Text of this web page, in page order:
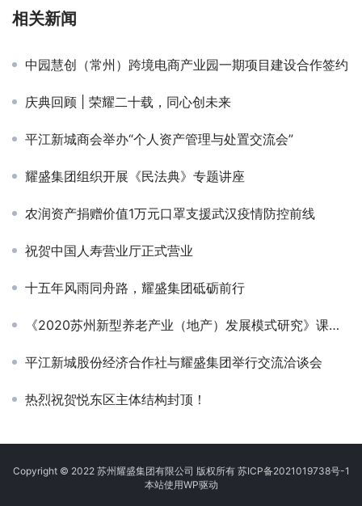
相关新闻
中园慧创（常州）跨境电商产业园一期项目建设合作签约
庆典回顾 | 荣耀二十载，同心创未来
平江新城商会举办“个人资产管理与处置交流会”
耀盛集团组织开展《民法典》专题讲座
农润资产捐赠价值1万元口罩支援武汉疫情防控前线
祝贺中国人寿营业厅正式营业
十五年风雨同舟路，耀盛集团砥砺前行
《2020苏州新型养老产业（地产）发展模式研究》课题前期启动会在耀盛大厦召开
平江新城股份经济合作社与耀盛集团举行交流洽谈会
热烈祝贺悦东区主体结构封顶！
Copyright © 2022 苏州耀盛集团有限公司 版权所有 苏ICP备2021019738号-1
本站使用WP驱动